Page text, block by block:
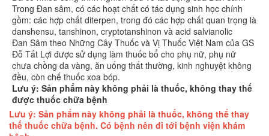
Trong Đan sâm, có các hoạt chất có tác dụng sinh học chính
gồm: các hợp chất diterpen, trong đó các hợp chất quan trọng là
danshensu, tanshinon, cryptotanshinon và acid salvianolic
Đan Sâm theo Những Cây Thuốc và Vị Thuốc Việt Nam của GS
Đỗ Tất Lợi được sử dụng làm thuốc bổ cho phụ nữ, phụ nữ
chưa chồng da vàng, ăn uống thất thường, kinh nghuyệt không
đều, còn chế thuốc xoa bóp.
Lưu ý: Sản phẩm này không phải là thuốc, không thay thế
được thuốc chữa bệnh
Lưu ý: Sản phẩm này không phải là thuốc, không thể thay
thế thuốc chữa bệnh. Có bệnh nên đi tới bệnh viện khám